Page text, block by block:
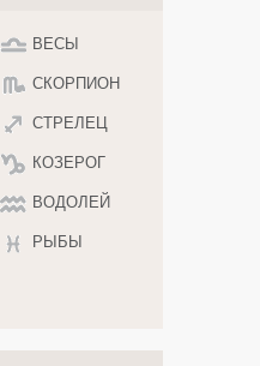
ВЕСЫ
СКОРПИОН
СТРЕЛЕЦ
КОЗЕРОГ
ВОДОЛЕЙ
РЫБЫ